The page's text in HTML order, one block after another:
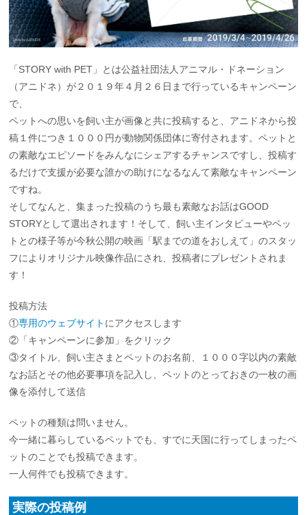
「STORY with PET」とは公益社団法人アニマル・ドネーション
（アニドネ）が２０１９年４月２６日まで行っているキャンペーン
で、
ペットへの思いを飼い主が画像と共に投稿すると、アニドネから投
稿１件につき１０００円が動物関係団体に寄付されます。ペットと
の素敵なエピソードをみんなにシェアするチャンスですし、投稿す
るだけで支援が必要な誰かの助けになるなんて素敵なキャンペーン
ですね。
そしてなんと、集まった投稿のうち最も素敵なお話はGOOD
STORYとして選出されます！そして、飼い主インタビューやペッ
トとの様子等が今秋公開の映画「駅までの道をおしえて」のスタッ
フによりオリジナル映像作品にされ、投稿者にプレゼントされま
す！
投稿方法
①専用のウェブサイト にアクセスします
②「キャンペーンに参加」をクリック
③タイトル、飼い主さまとペットのお名前、１０００字以内の素敵
なお話とその他必要事項を記入し、ペットのとっておきの一枚の画
像を添付して送信
ペットの種類は問いません。
今一緒に暮らしているペットでも、すでに天国に行ってしまったペ
ットのことでも投稿できます。
一人何件でも投稿できます。
実際の投稿例